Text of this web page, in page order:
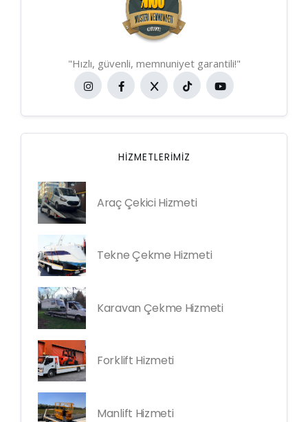
"Hızlı, güvenli, memnuniyet garantili!"
HIZMETLERIMIZ
Araç Çekici Hizmeti
Tekne Çekme Hizmeti
Karavan Çekme Hizmeti
Forklift Hizmeti
Manlift Hizmeti